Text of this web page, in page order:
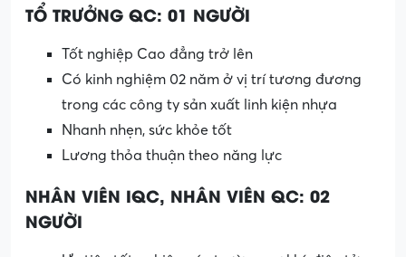
TỔ TRƯỞNG QC: 01 NGƯỜI
Tốt nghiệp Cao đẳng trở lên
Có kinh nghiệm 02 năm ở vị trí tương đương
trong các công ty sản xuất linh kiện nhựa
Nhanh nhẹn, sức khỏe tốt
Lương thỏa thuận theo năng lực
NHÂN VIÊN IQC, NHÂN VIÊN QC: 02
NGƯỜI